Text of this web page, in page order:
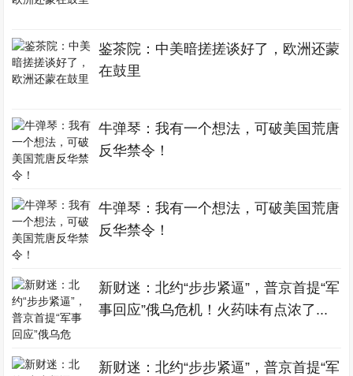
鉴茶院：中美暗搓搓谈好了，欧洲还蒙
在鼓里
牛弹琴：我有一个想法，可破美国荒唐
反华禁令！
牛弹琴：我有一个想法，可破美国荒唐
反华禁令！
新财迷：北约“步步紧逼”，普京首提“军
事回应”俄乌危机！火药味有点浓了...
新财迷：北约“步步紧逼”，普京首提“军